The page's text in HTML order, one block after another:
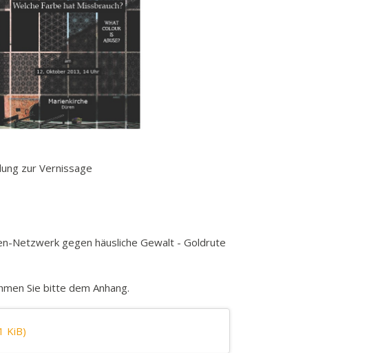
zur Vernissage
Netzwerk gegen häusliche Gewalt - Goldrute
Sie bitte dem Anhang.
KiB)